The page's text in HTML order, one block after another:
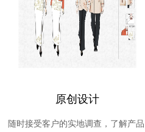
原创设计
随时接受客户的实地调查，了解产品